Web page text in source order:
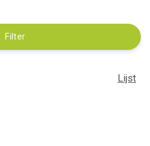
Filter
Lijst